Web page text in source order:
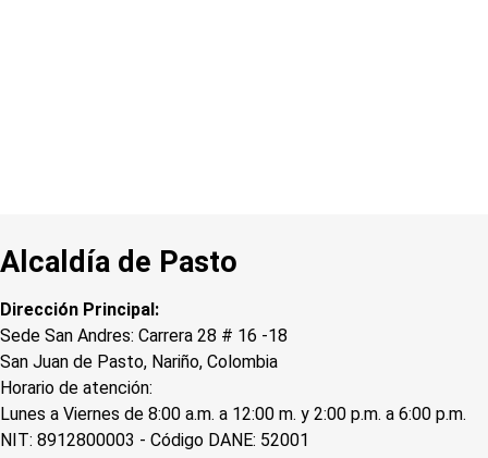
Alcaldía de Pasto
Dirección Principal:
Sede San Andres: Carrera 28 # 16 -18
San Juan de Pasto, Nariño, Colombia
Horario de atención:
Lunes a Viernes de 8:00 a.m. a 12:00 m. y 2:00 p.m. a 6:00 p.m.
NIT: 8912800003 - Código DANE: 52001